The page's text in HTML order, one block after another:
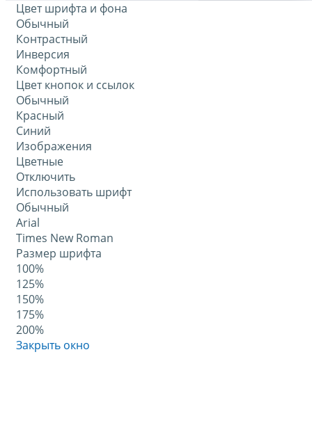
Цвет шрифта и фона
Обычный
Контрастный
Инверсия
Комфортный
Цвет кнопок и ссылок
Обычный
Красный
Синий
Изображения
Цветные
Отключить
Использовать шрифт
Обычный
Arial
Times New Roman
Размер шрифта
100%
125%
150%
175%
200%
Закрыть окно